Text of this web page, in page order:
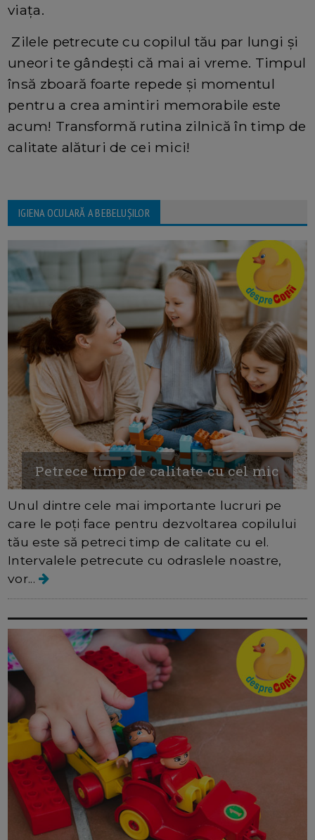
viața.
Zilele petrecute cu copilul tău par lungi și
uneori te gândești că mai ai vreme. Timpul
însă zboară foarte repede și momentul
pentru a crea amintiri memorabile este
acum! Transformă rutina zilnică în timp de
calitate alături de cei mici!
IGIENA OCULARĂ A BEBELUȘILOR
Petrece timp de calitate cu cel mic
Unul dintre cele mai importante lucruri pe
care le poți face pentru dezvoltarea copilului
tău este să petreci timp de calitate cu el.
Intervalele petrecute cu odraslele noastre,
vor...